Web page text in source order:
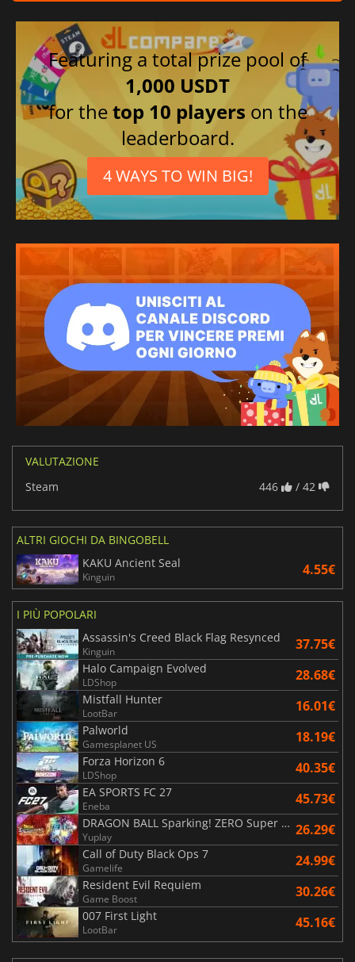
Featuring a total prize pool of
1,000 USDT
for thetop 10 players on the
leaderboard.
4 WAYS TO WIN BIG!
VALUTAZIONE
Steam
446 / 42
ALTRI GIOCHI DA BINGOBELL
KAKU Ancient Seal
Kinguin 4.55€
I PIÙ POPOLARI
Assassin's Creed Black Flag Resynced
Kinguin 37.75€
Halo Campaign Evolved
LDShop 28.68€
Mistfall Hunter
LootBar 16.01€
Palworld
Gamesplanet US 18.19€
Forza Horizon 6
LDShop 40.35€
EA SPORTS FC 27
Eneba 45.73€
DRAGON BALL Sparking! ZERO Super Limit Breaking NEO
Yuplay 26.29€
Call of Duty Black Ops 7
Gamelife 24.99€
Resident Evil Requiem
Game Boost 30.26€
007 First Light
LootBar 45.16€